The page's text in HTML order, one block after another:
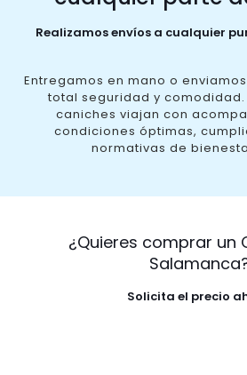
Realizamos envíos a cualquier
Entregamos en mano o
total seguridad y comodidad.
caniches viajan con
condiciones óptimas,
normativas de
¿Quieres comprar un
Solicita el precio